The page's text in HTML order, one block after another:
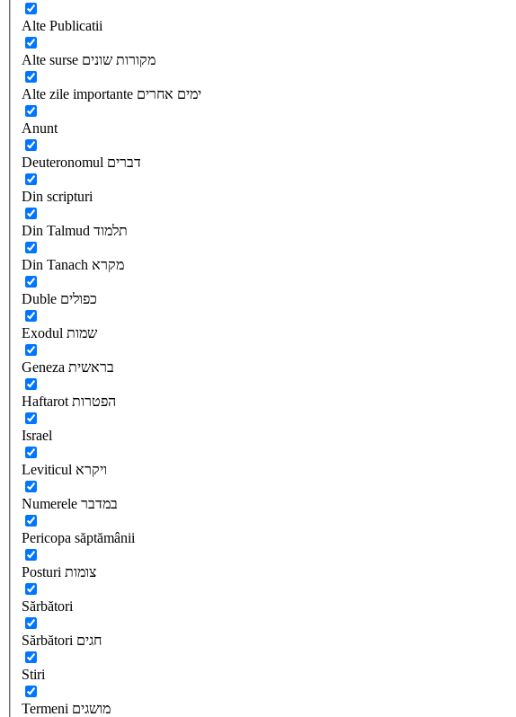
Alte Publicatii
Alte surse מקורות שונים
Alte zile importante ימים אחרים
Anunt
Deuteronomul דברים
Din scripturi
Din Talmud תלמוד
Din Tanach מקרא
Duble כפולים
Exodul שמות
Geneza בראשית
Haftarot הפטרות
Israel
Leviticul ויקרא
Numerele במדבר
Pericopa săptămânii
Posturi צומות
Sărbători
Sărbători חגים
Stiri
Termeni מושגים